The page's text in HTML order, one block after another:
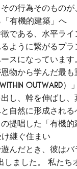
の行為そのもの
有機的建築」へ
である、水平ラ
ように繋がるプ
スになっています
物から学んだ最
outward）」
し、幹を伸ばし
自然に形成され
の提唱した「有機
継ぐ住まい
んだとき、彼は
しました。 私た